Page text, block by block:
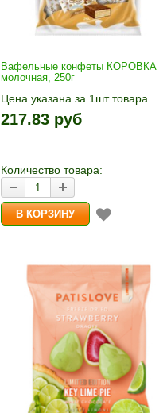
Вафельные конфеты КОРОВКА
молочная, 250г
Цена указана за 1шт товара.
1шт прибавляется кнопками «+»
и «-». Выберите нужное
217.83 руб
Количество товара: